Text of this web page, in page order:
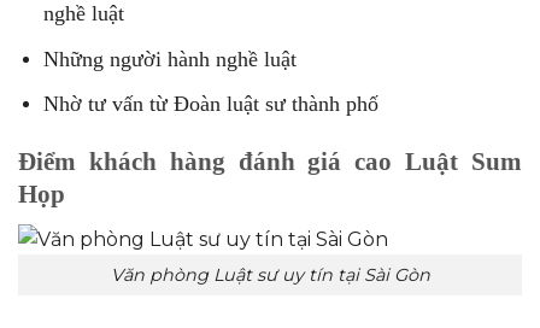
nghề luật
Những người hành nghề luật
Nhờ tư vấn từ Đoàn luật sư thành phố
Điểm khách hàng đánh giá cao Luật Sum
Họp
Văn phòng Luật sư uy tín tại Sài Gòn